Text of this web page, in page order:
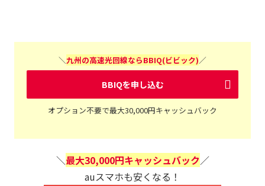
＼九州の高速光回線ならBBIQ(ビビック)／
BBIQを申し込む
オプション不要で最大30,000円キャッシュバック
＼最大30,000円キャッシュバック／
auスマホも安くなる！